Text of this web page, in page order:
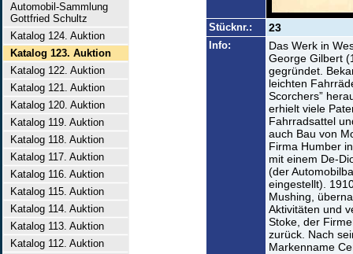
Automobil-Sammlung
Gottfried Schultz
Katalog 124. Auktion
Katalog 123. Auktion
Katalog 122. Auktion
Katalog 121. Auktion
Katalog 120. Auktion
Katalog 119. Auktion
Katalog 118. Auktion
Katalog 117. Auktion
Katalog 116. Auktion
Katalog 115. Auktion
Katalog 114. Auktion
Katalog 113. Auktion
Katalog 112. Auktion
Stücknr.: 23
Info:
Das Werk in
George Gilbert
gegründet.
leichten
Scorchers”
erhielt viele
Fahrradsattel
auch Bau von
Firma Humber
mit einem De-
(der
eingestellt).
Mushing,
Aktivitäten und
Stoke, der
zurück. Nach
Markenname